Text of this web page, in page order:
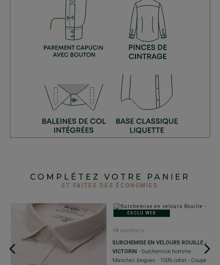
COMPLÉTEZ VOTRE PANIER
ET FAITES DES ÉCONOMIES
EXCLU WEB
+8 couleurs
SURCHEMISE EN VELOURS ROUILLE -
VICTORIN - Surchemise homme
Manches longues - 100% coton - Coupe